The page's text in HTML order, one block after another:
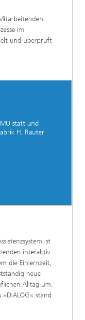
im
und überprüft
statt und
H. Rauter
ist
interaktiv
die Einlernzeit,
neue
Alltag um.
stand